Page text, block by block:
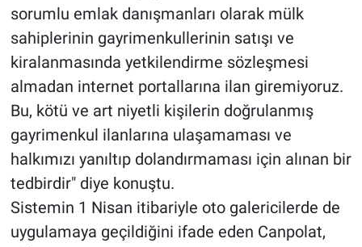
sorumlu emlak danışmanları olarak mülk
sahiplerinin gayrimenkullerinin satışı ve
kiralanmasında yetkilendirme sözleşmesi
almadan internet portallarına ilan giremiyoruz.
Bu, kötü ve art niyetli kişilerin doğrulanmış
gayrimenkul ilanlarına ulaşamaması ve
halkımızı yanıltıp dolandırmaması için alınan bir
tedbirdir" diye konuştu.
Sistemin 1 Nisan itibariyle oto galericilerde de
uygulamaya geçildiğini ifade eden Canpolat,